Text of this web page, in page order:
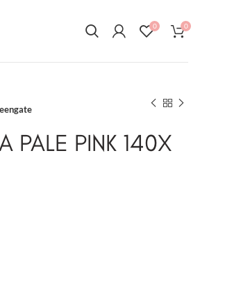
0 0
PALE PINK 140X